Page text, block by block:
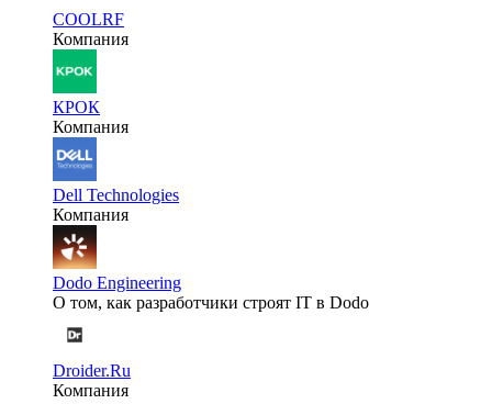
COOLRF
Компания
КРОК
Компания
Dell Technologies
Компания
Dodo Engineering
О том, как разработчики строят IT в Dodo
Droider.Ru
Компания